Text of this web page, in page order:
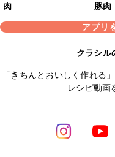
肉
豚肉
アプリ
クラシル
「きちんとおいしく作れる
レシピ動画